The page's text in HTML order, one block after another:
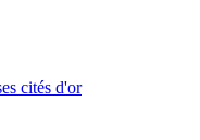
cités d'or